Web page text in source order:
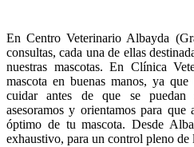
En Centro Veterinario Albayda
consultas, cada una de ellas
nuestras mascotas. En Clínica
mascota en buenas manos, ya
cuidar antes de que se puedan
asesoramos y orientamos para
óptimo de tu mascota. Desde
exhaustivo, para un control pleno de